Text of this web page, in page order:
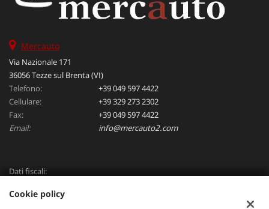
Mercauto
Via Nazionale 171
36056 Tezze sul Brenta (VI)
Telefono:
+39 049 597 4422
Cellulare:
+39 329 273 2302
Fax:
+39 049 597 4422
Email:
info@mercauto2.com
Dati fiscali:
Via Nazionale, 171 PD - 36056 Tezze sul Brenta
Cookie policy